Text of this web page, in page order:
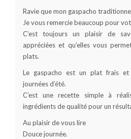
Ravie que mon gaspacho
Je vous remercie beaucoup pour
C’est toujours un plaisir de
appréciées et qu’elles vous
plats.
Le gaspacho est un plat frais
journées d’été.
C’est une recette simple à
ingrédients de qualité pour un
Au plaisir de vous lire
Douce journée.